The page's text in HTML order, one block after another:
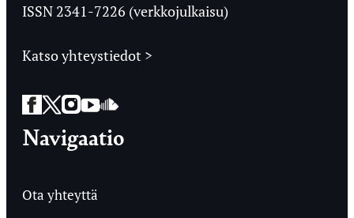
ISSN 2341-7226 (verkkojulkaisu)
Katso yhteystiedot >
Facebook
Twitter
Instagram
YouTube
SoundCloud
Navigaatio
Ota yhteyttä